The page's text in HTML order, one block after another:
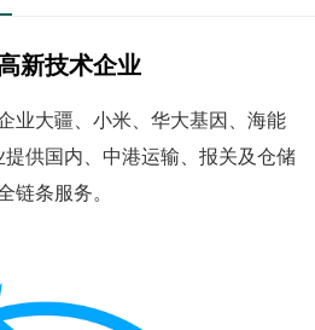
新技术企业
业大疆、小米、华大基因、海能
供国内、中港运输、报关及仓储
链条服务。